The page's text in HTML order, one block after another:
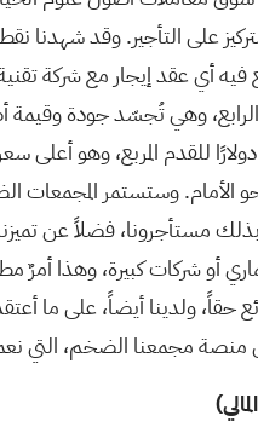
على التأجير. وقد شهدنا
فيه أي عقد إيجار مع شركة
الأمام. وستستمر المجمعات
منصة مجمعنا الضخم، التي